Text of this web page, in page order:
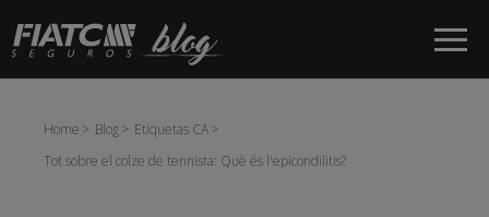
Salta al contingut principal
Home Blog
Etiquetas CA
Tot sobre el colze de tennista: Què és l'epicondilitis?